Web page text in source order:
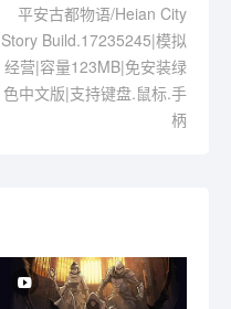
平安古都物语/Heian City
Story Build.17235245|模拟
经营|容量123MB|免安装绿
色中文版|支持键盘.鼠标.手
柄